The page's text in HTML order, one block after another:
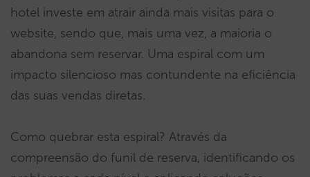
hotel investe em atrair ainda mais visitas para o
website, sendo que, mais uma vez, a maioria o
abandona sem reservar. Uma espiral com um
impacto silencioso mas contundente na eficiência
das suas vendas diretas.
Como quebrar esta espiral? Através da
compreensão do funil de reserva, identificando os